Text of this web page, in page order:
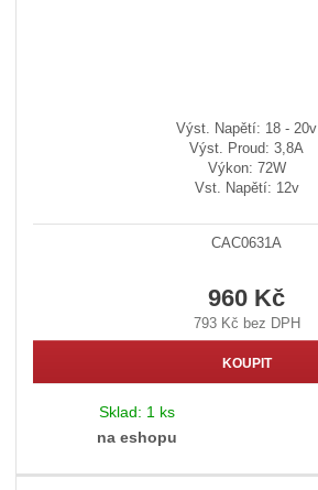
Výst. Napětí: 18 - 20v
Výst. Proud: 3,8A
Výkon: 72W
Vst. Napětí: 12v
CAC0631A
960 Kč
793 Kč bez DPH
KOUPIT
Sklad: 1 ks
na eshopu